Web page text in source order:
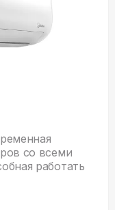
со всеми
работать